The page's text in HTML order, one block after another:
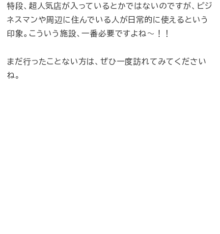
特段、超人気店が入っているとかではないのですが、ビジ
ネスマンや周辺に住んでいる人が日常的に使えるという
印象。こういう施設、一番必要ですよね〜！！
まだ行ったことない方は、ぜひ一度訪れてみてください
ね。